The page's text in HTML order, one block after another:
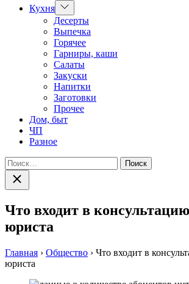
Кухня Показать
подменю
Десерты
Выпечка
Горячее
Гарниры, каши
Салаты
Закуски
Напитки
Заготовки
Прочее
Дом, быт
ЧП
Разное
Найти:
Закрыть
поиск
Что входит в
юриста
Главная › Общество › Что входит в
юриста